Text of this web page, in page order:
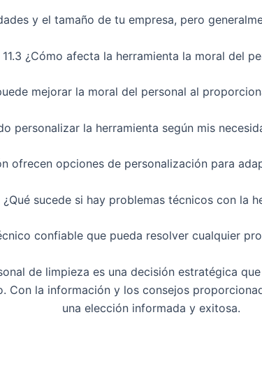
y el tamaño de tu empresa, pero
11.3 ¿Cómo afecta la herramienta la moral del
mejorar la moral del personal al
personalizar la herramienta según mis
ofrecen opciones de personalización para
¿Qué sucede si hay problemas técnicos con la
confiable que pueda resolver cualquier
de limpieza es una decisión estratégica
Con la información y los consejos
una elección informada y exitosa.